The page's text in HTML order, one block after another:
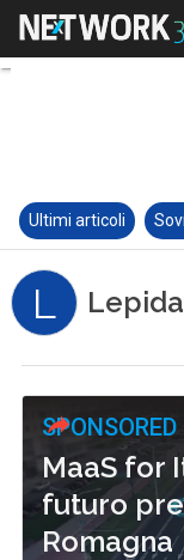
Ultimi articoli
L Lepida
MaaS for
futuro
Romagna